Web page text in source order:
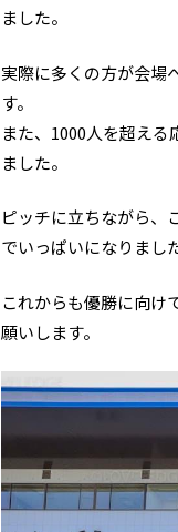
ました。
実際に多くの方が会場
す。
また、1000人を超え
ました。
ピッチに立ちながら、
でいっぱいになりまし
これからも優勝に向け
願いします。